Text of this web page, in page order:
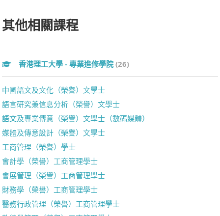
其他相關課程
香港理工大學 - 專業進修學院 (26)
中國語文及文化（榮譽）文學士
語言研究兼信息分析（榮譽）文學士
語文及專業傳意（榮譽）文學士（數碼媒體）
媒體及傳意設計（榮譽）文學士
工商管理（榮譽）學士
會計學（榮譽）工商管理學士
會展管理（榮譽）工商管理學士
財務學（榮譽）工商管理學士
醫務行政管理（榮譽）工商管理學士